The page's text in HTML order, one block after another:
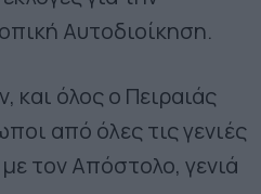
Αυτοδιοίκηση.
και όλος ο Πειραιάς
από όλες τις γενιές
τον Απόστολο, γενιά